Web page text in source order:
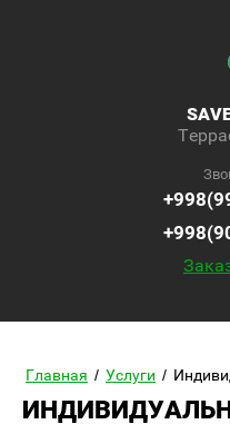
Главная / Услуги /